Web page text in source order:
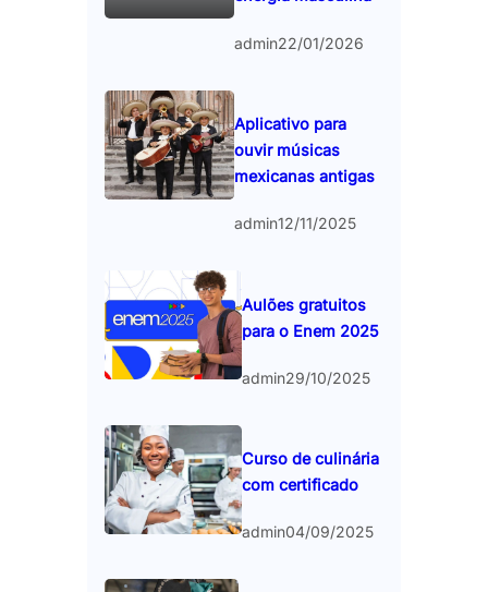
admin22/01/2026
Aplicativo para
ouvir músicas
mexicanas antigas
admin12/11/2025
Aulões gratuitos
para o Enem 2025
admin29/10/2025
Curso de culinária
com certificado
admin04/09/2025